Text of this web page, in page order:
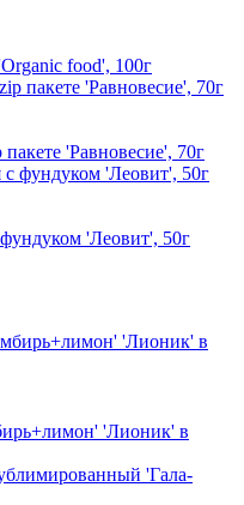
food', 100г
'Равновесие', 70г
'Леовит', 50г
'Лионик' в